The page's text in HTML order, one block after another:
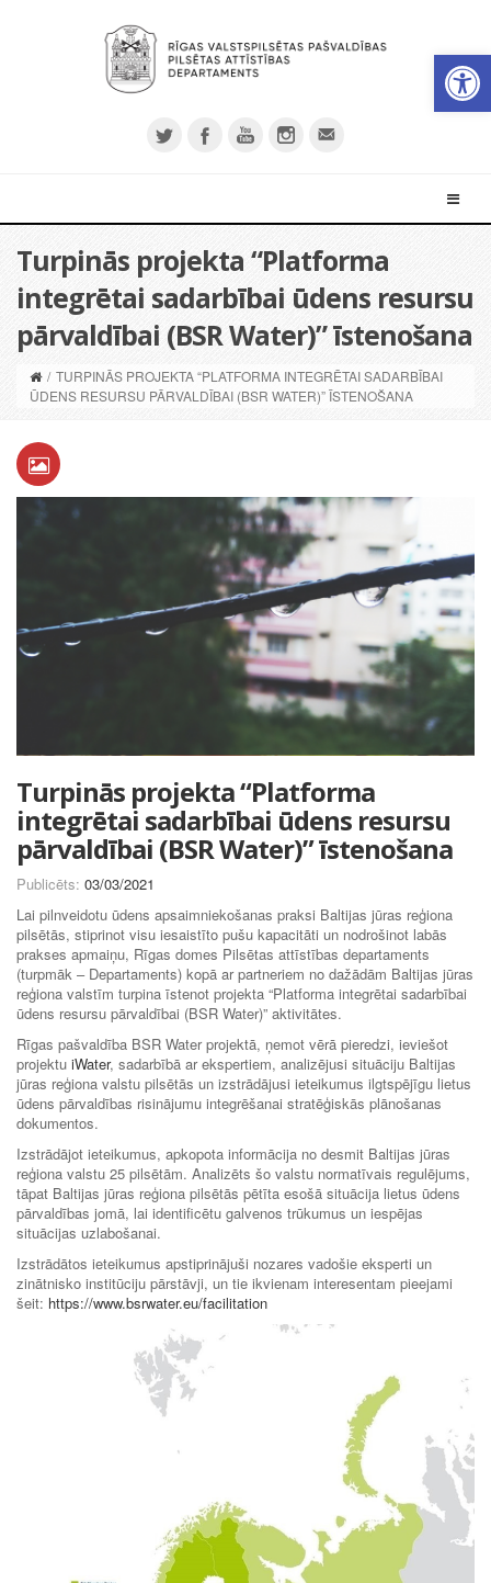
Turpinās projekta “Platforma
integrētai sadarbībai ūdens resursu
pārvaldībai (BSR Water)” īstenošana
/ TURPINĀS PROJEKTA “PLATFORMA INTEGRĒTAI SADARBĪBAI
ŪDENS RESURSU PĀRVALDĪBAI (BSR WATER)” ĪSTENOŠANA
Turpinās projekta “Platforma
integrētai sadarbībai ūdens resursu
pārvaldībai (BSR Water)” īstenošana
Publicēts: 03/03/2021
Lai pilnveidotu ūdens apsaimniekošanas praksi Baltijas jūras reģiona
pilsētās, stiprinot visu iesaistīto pušu kapacitāti un nodrošinot labās
prakses apmaiņu, Rīgas domes Pilsētas attīstības departaments
(turpmāk – Departaments) kopā ar partneriem no dažādām Baltijas jūras
reģiona valstīm turpina īstenot projekta “Platforma integrētai sadarbībai
ūdens resursu pārvaldībai (BSR Water)” aktivitātes.
Rīgas pašvaldība BSR Water projektā, ņemot vērā pieredzi, ieviešot
projektu iWater, sadarbībā ar ekspertiem, analizējusi situāciju Baltijas
jūras reģiona valstu pilsētās un izstrādājusi ieteikumus ilgtspējīgu lietus
ūdens pārvaldības risinājumu integrēšanai stratēģiskās plānošanas
dokumentos.
Izstrādājot ieteikumus, apkopota informācija no desmit Baltijas jūras
reģiona valstu 25 pilsētām. Analizēts šo valstu normatīvais regulējums,
tāpat Baltijas jūras reģiona pilsētās pētīta esošā situācija lietus ūdens
pārvaldības jomā, lai identificētu galvenos trūkumus un iespējas
situācijas uzlabošanai.
Izstrādātos ieteikumus apstiprinājuši nozares vadošie eksperti un
zinātnisko institūciju pārstāvji, un tie ikvienam interesentam pieejami
šeit: https://www.bsrwater.eu/facilitation